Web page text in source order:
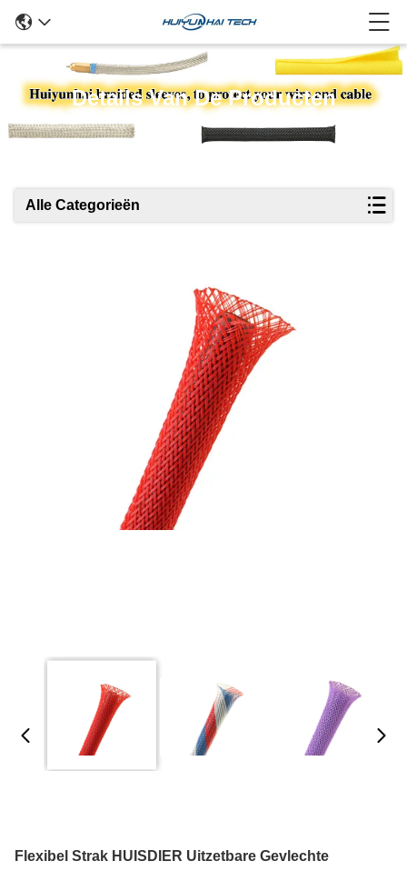
Details Van De Producten
Alle Categorieën
Flexibel Strak HUISDIER Uitzetbare Gevlechte